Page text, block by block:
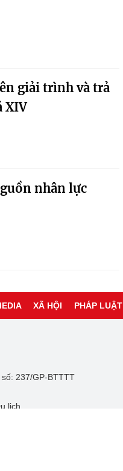
giải trình và trả
XIV
nhân lực
XÃ HỘI PHÁP LUẬT
237/GP-BTTTT
lịch